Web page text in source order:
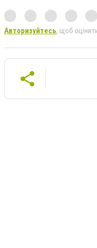
Авторизуйтесь, щоб